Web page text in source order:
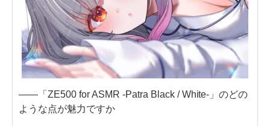
——「ZE500 for ASMR -Patra Black / White-」のどの
ような点が魅力ですか